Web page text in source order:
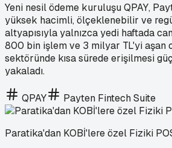
Yeni nesil ödeme kuruluşu QPAY,
yüksek hacimli, ölçeklenebilir ve
altyapısıyla yalnızca yedi haftada
800 bin işlem ve 3 milyar TL'yi aşan
sektöründe kısa sürede erişilmesi
yakaladı.
QPAY Payten Fintech Suite
Paratika'dan KOBİ'lere özel Fiziki